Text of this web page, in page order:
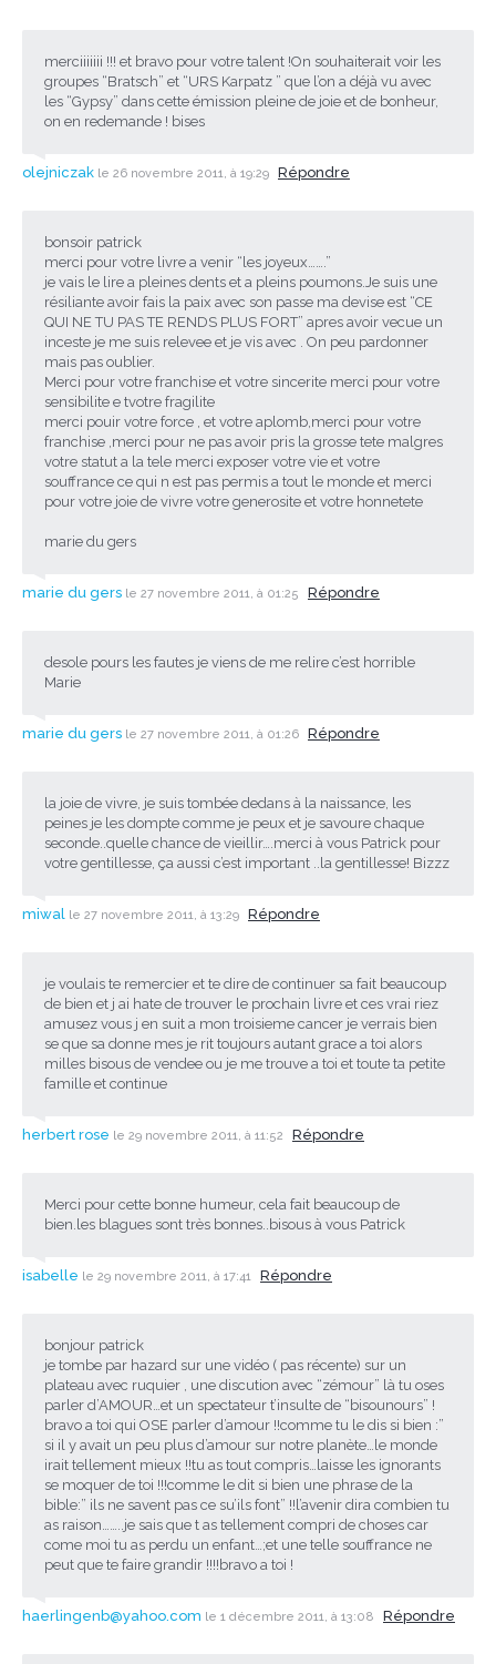
merciiiiiii !!! et bravo pour votre talent !On souhaiterait voir les
groupes “Bratsch” et “URS Karpatz ” que l’on a déjà vu avec
les “Gypsy” dans cette émission pleine de joie et de bonheur,
on en redemande ! bises
olejniczak le 26 novembre 2011, à 19:29 Répondre
bonsoir patrick
merci pour votre livre a venir “les joyeux…….”
je vais le lire a pleines dents et a pleins poumons.Je suis une
résiliante avoir fais la paix avec son passe ma devise est “CE
QUI NE TU PAS TE RENDS PLUS FORT” apres avoir vecue un
inceste je me suis relevee et je vis avec . On peu pardonner
mais pas oublier.
Merci pour votre franchise et votre sincerite merci pour votre
sensibilite e tvotre fragilite
merci pouir votre force , et votre aplomb,merci pour votre
franchise ,merci pour ne pas avoir pris la grosse tete malgres
votre statut a la tele merci exposer votre vie et votre
souffrance ce qui n est pas permis a tout le monde et merci
pour votre joie de vivre votre generosite et votre honnetete
marie du gers
marie du gers le 27 novembre 2011, à 01:25 Répondre
desole pours les fautes je viens de me relire c’est horrible
Marie
marie du gers le 27 novembre 2011, à 01:26 Répondre
la joie de vivre, je suis tombée dedans à la naissance, les
peines je les dompte comme je peux et je savoure chaque
seconde..quelle chance de vieillir….merci à vous Patrick pour
votre gentillesse, ça aussi c’est important ..la gentillesse! Bizzz
miwal le 27 novembre 2011, à 13:29 Répondre
je voulais te remercier et te dire de continuer sa fait beaucoup
de bien et j ai hate de trouver le prochain livre et ces vrai riez
amusez vous j en suit a mon troisieme cancer je verrais bien
se que sa donne mes je rit toujours autant grace a toi alors
milles bisous de vendee ou je me trouve a toi et toute ta petite
famille et continue
herbert rose le 29 novembre 2011, à 11:52 Répondre
Merci pour cette bonne humeur, cela fait beaucoup de
bien.les blagues sont très bonnes..bisous à vous Patrick
isabelle le 29 novembre 2011, à 17:41 Répondre
bonjour patrick
je tombe par hazard sur une vidéo ( pas récente) sur un
plateau avec ruquier , une discution avec “zémour” là tu oses
parler d’AMOUR…et un spectateur t’insulte de “bisounours” !
bravo a toi qui OSE parler d’amour !!comme tu le dis si bien :”
si il y avait un peu plus d’amour sur notre planète…le monde
irait tellement mieux !!tu as tout compris…laisse les ignorants
se moquer de toi !!!comme le dit si bien une phrase de la
bible:” ils ne savent pas ce su’ils font” !!l’avenir dira combien tu
as raison……..je sais que t as tellement compri de choses car
come moi tu as perdu un enfant…;et une telle souffrance ne
peut que te faire grandir !!!!bravo a toi !
haerlingenb@yahoo.com le 1 décembre 2011, à 13:08 Répondre